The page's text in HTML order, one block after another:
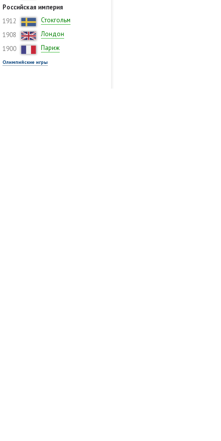
Российская империя
1912
Стокгольм
1908
Лондон
1900
Париж
Олимпийские игры